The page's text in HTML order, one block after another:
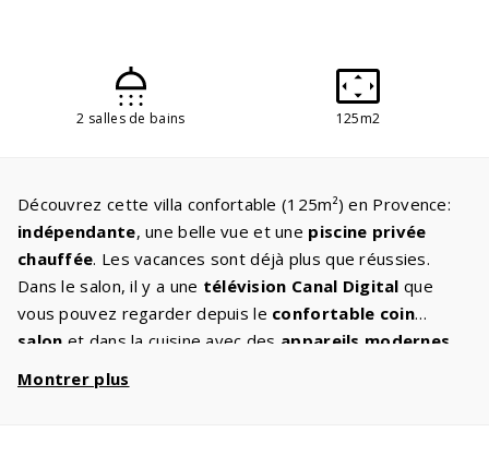
2 salles de bains 125m2
Découvrez cette villa confortable (125m²) en Provence:
indépendante, une belle vue et une piscine privée
chauffée. Les vacances sont déjà plus que réussies.
Dans le salon, il y a une télévision Canal Digital que
vous pouvez regarder depuis le confortable coin
salon et dans la cuisine avec des appareils modernes
partezentre amis
Montrer plus